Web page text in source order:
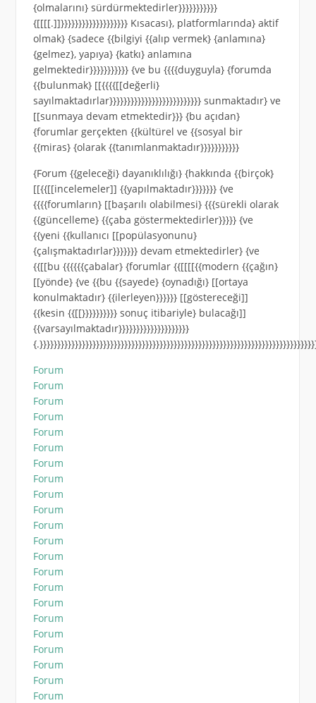
{olmalarını} sürdürmektedirler}}}}}}}}}}}
{[[[[.]]}}}}}}}}}}}}}}}}}}} Kısacası}, platformlarında} aktif
olmak} {sadece {{bilgiyi {{alıp vermek} {anlamına}
{gelmez}, yapıya} {katkı} anlamına
gelmektedir}}}}}}}}}}} {ve bu {{{{duyguyla} {forumda
{{bulunmak} [[{{{{[[değerli}
sayılmaktadırlar}}}}}}}}}}}}}}}}}}}}}}}}}} sunmaktadır} ve
[[sunmaya devam etmektedir}}} {bu açıdan}
{forumlar gerçekten {{kültürel ve {{sosyal bir
{{miras} {olarak {{tanımlanmaktadır}}}}}}}}}}}
{Forum {{geleceği} dayanıklılığı} {hakkında {{birçok}
[[{{[[incelemeler]] {{yapılmaktadır}}}}}}} {ve
{{{{forumların} [[başarılı olabilmesi} {{{sürekli olarak
{{güncelleme} {{çaba göstermektedirler}}}}} {ve
{{yeni {{kullanıcı [[popülasyonunu}
{çalışmaktadırlar}}}}}}} devam etmektedirler} {ve
{{[[bu {{{{{{çabalar} {forumlar {{[[[[{{modern {{çağın}
[[yönde} {ve {{bu {{sayede} {oynadığı} [[ortaya
konulmaktadır} {{ilerleyen}}}}}} [[göstereceği]]
{{kesin {{[[}}}}}}}}}} sonuç itibariyle} bulacağı]]
{{varsayılmaktadır}}}}}}}}}}}}}}}}}}}}
Forum
Forum
Forum
Forum
Forum
Forum
Forum
Forum
Forum
Forum
Forum
Forum
Forum
Forum
Forum
Forum
Forum
Forum
Forum
Forum
Forum
Forum